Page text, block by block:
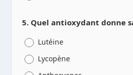
5. Quel antioxydant donne
Lutéine
Lycopène